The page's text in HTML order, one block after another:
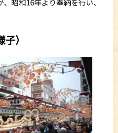
昭和16年より奉納を行い、
）